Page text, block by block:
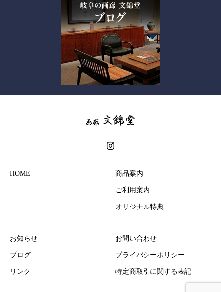
HOME 商品案内
ご利用案内
オリジナル特典
お知らせ
ブログ
リンク
お問い合わせ
プライバシーポリシー
特定商取引に関する表記